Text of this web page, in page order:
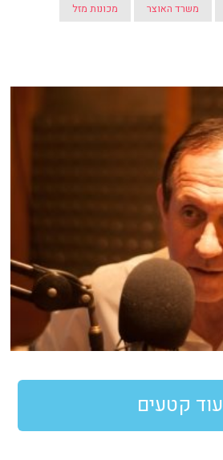
משרד האוצר
מכונות מזל
עוד קטעים